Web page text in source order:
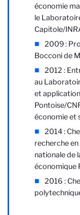
économie
le
Capitole/
2009 :
Bocconi de
2012 :
au
et
Pontoise/
économie et
2014 :
recherche
nationale de
économique
2016 :